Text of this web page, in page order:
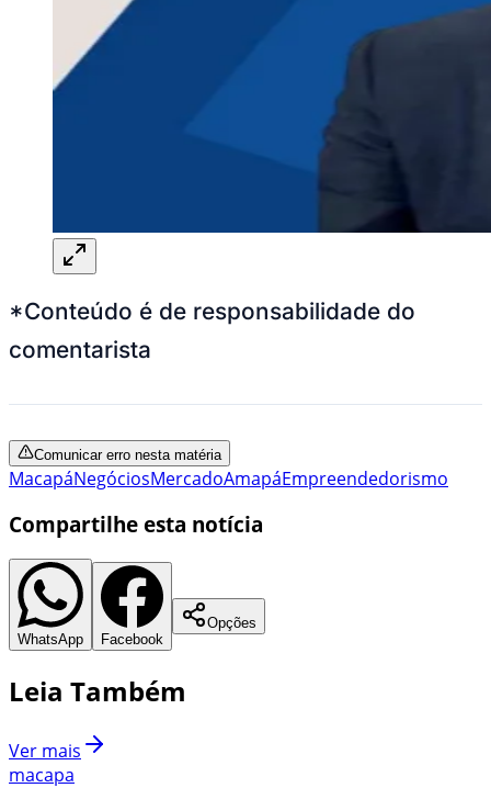
*Conteúdo é de responsabilidade do
comentarista
Comunicar erro nesta matéria
MacapáNegóciosMercadoAmapáEmpreendedorismo
Compartilhe esta notícia
WhatsApp Facebook
Opções
Leia Também
Ver mais
macapa